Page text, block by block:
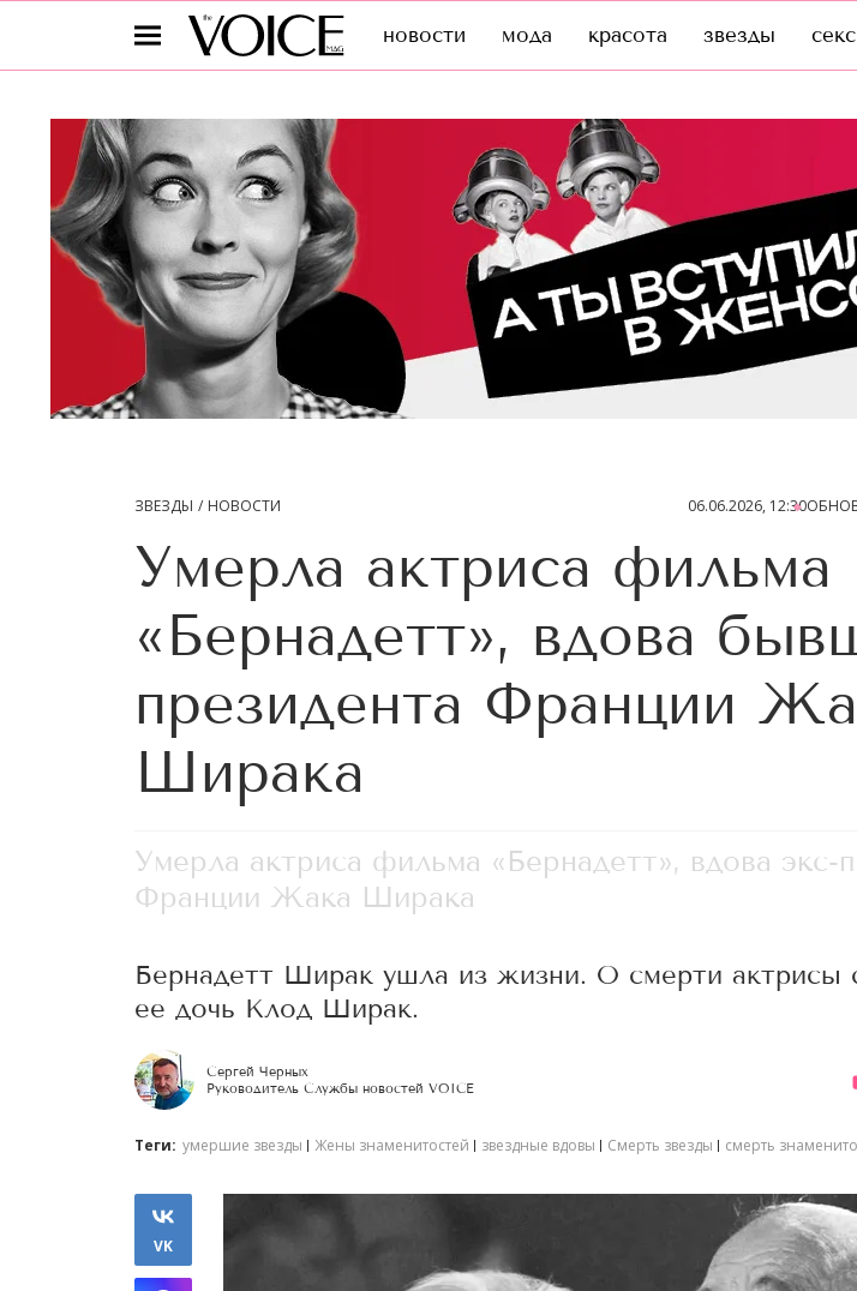
новости мода красота звезды секс
ЗВЕЗДЫ НОВОСТИ 06.06.2026, 12:30
Умерла актриса фильма
«Бернадетт», вдова
президента Франции
Ширака
Умерла актриса фильма «Бернадетт», вдова экс-
Франции Жака Ширака
Бернадетт Ширак ушла из жизни. О смерти актрисы
ее дочь Клод Ширак.
Сергей Черных
Руководитель Службы новостей VOICE
Теги: умершие звезды Жены знаменитостей звездные вдовы Смерть звезды смерть
VK